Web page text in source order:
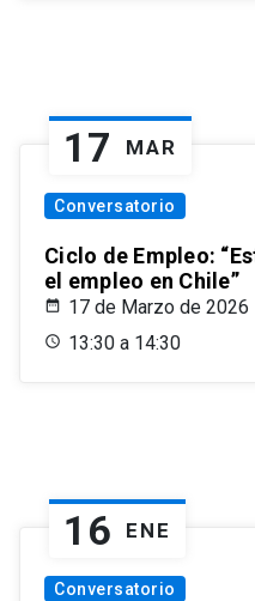
17 MAR
Conversatorio
Ciclo de Empleo:
el empleo en Chile”
17 de Marzo de 2026
13:30 a 14:30
16 ENE
Conversatorio